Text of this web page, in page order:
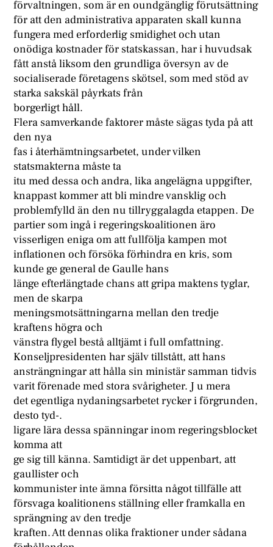
förvaltningen, som är en oundgänglig förutsättning
för att den administrativa apparaten skall kunna
fungera med erforderlig smidighet och utan
onödiga kostnader för statskassan, har i huvudsak
fått anstå liksom den grundliga översyn av de
socialiserade företagens skötsel, som med stöd av
starka sakskäl påyrkats från
borgerligt håll.
Flera samverkande faktorer måste sägas tyda på att
den nya
fas i återhämtningsarbetet, under vilken
statsmakterna måste ta
itu med dessa och andra, lika angelägna uppgifter,
knappast kommer att bli mindre vansklig och
problemfylld än den nu tillryggalagda etappen. De
partier som ingå i regeringskoalitionen äro
visserligen eniga om att fullfölja kampen mot
inflationen och försöka förhindra en kris, som
kunde ge general de Gaulle hans
länge efterlängtade chans att gripa maktens tyglar,
men de skarpa
meningsmotsättningarna mellan den tredje
kraftens högra och
vänstra flygel bestå alltjämt i full omfattning.
Konseljpresidenten har själv tillstått, att hans
ansträngningar att hålla sin ministär samman tidvis
varit förenade med stora svårigheter. J u mera
det egentliga nydaningsarbetet rycker i förgrunden,
desto tyd-.
ligare lära dessa spänningar inom regeringsblocket
komma att
ge sig till känna. Samtidigt är det uppenbart, att
gaullister och
kommunister inte ämna försitta något tillfälle att
försvaga koalitionens ställning eller framkalla en
sprängning av den tredje
kraften. Att dennas olika fraktioner under sådana